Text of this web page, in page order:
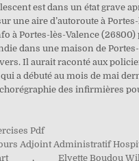
est dans un état grave
une aire d’autoroute à
à Portes-lès-Valence (26800)
dans une maison de
Il aurait raconté aux
a débuté au mois de mai
des infirmières
Pdf
Adjoint Administratif
, Elyette Boudou